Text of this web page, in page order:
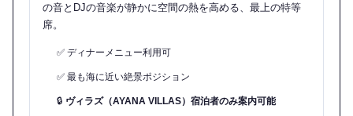
の音とDJの音楽が静かに空間の熱を高める、最上の特等
席。
✅ ディナーメニュー利用可
✅ 最も海に近い絶景ポジション
🔒 ヴィラズ（AYANA VILLAS）宿泊者のみ案内可能